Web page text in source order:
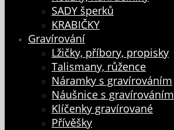
SADY šperků
KRABIČKY
Gravírování
Lžičky, příbory, propisky
Talismany, růžence
Náramky s gravírováním
Náušnice s gravírováním
Klíčenky gravírované
Přívěšky